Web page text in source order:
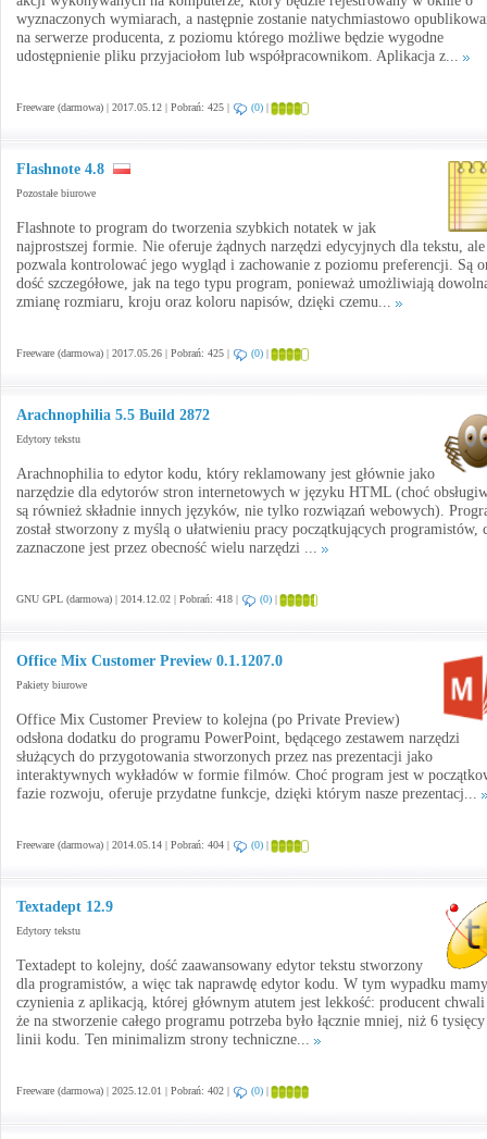
wyznaczonych wymiarach, a następnie zostanie natychmiastowo
na serwerze producenta, z poziomu którego możliwe będzie wygodne
udostępnienie pliku przyjaciołom lub współpracownikom. Aplikacja z...
Freeware (darmowa) | 2017.05.12 | Pobrań: 425 | (0) |
Flashnote 4.8
Pozostałe biurowe
Flashnote to program do tworzenia szybkich notatek w jak
najprostszej formie. Nie oferuje żądnych narzędzi edycyjnych dla tekstu, ale
pozwala kontrolować jego wygląd i zachowanie z poziomu preferencji. Są
dość szczegółowe, jak na tego typu program, ponieważ umożliwiają
zmianę rozmiaru, kroju oraz koloru napisów, dzięki czemu...
Freeware (darmowa) | 2017.05.26 | Pobrań: 425 | (0) |
Arachnophilia 5.5 Build 2872
Edytory tekstu
Arachnophilia to edytor kodu, który reklamowany jest głównie jako
narzędzie dla edytorów stron internetowych w języku HTML (choć
są również składnie innych języków, nie tylko rozwiązań webowych).
został stworzony z myślą o ułatwieniu pracy początkujących programistów,
zaznaczone jest przez obecność wielu narzędzi ...
GNU GPL (darmowa) | 2014.12.02 | Pobrań: 418 | (0) |
Office Mix Customer Preview 0.1.1207.0
Pakiety biurowe
Office Mix Customer Preview to kolejna (po Private Preview)
odsłona dodatku do programu PowerPoint, będącego zestawem narzędzi
służących do przygotowania stworzonych przez nas prezentacji jako
interaktywnych wykładów w formie filmów. Choć program jest w
fazie rozwoju, oferuje przydatne funkcje, dzięki którym nasze prezentacj...
Freeware (darmowa) | 2014.05.14 | Pobrań: 404 | (0) |
Textadept 12.9
Edytory tekstu
Textadept to kolejny, dość zaawansowany edytor tekstu stworzony
dla programistów, a więc tak naprawdę edytor kodu. W tym wypadku
czynienia z aplikacją, której głównym atutem jest lekkość: producent
że na stworzenie całego programu potrzeba było łącznie mniej, niż 6 tysięcy
linii kodu. Ten minimalizm strony techniczne...
Freeware (darmowa) | 2025.12.01 | Pobrań: 402 | (0) |